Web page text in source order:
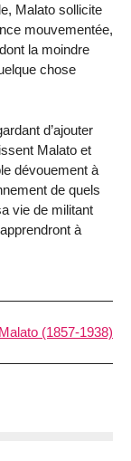
Malato sollicite
mouvementée,
la moindre
chose
d’ajouter
Malato et
dévouement à
de quels
vie de militant
à
(1857-1938)